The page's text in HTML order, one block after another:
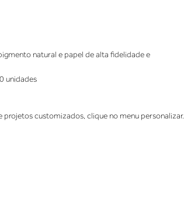
natural e papel de alta fidelidade e
unidades
customizados, clique no menu personalizar.